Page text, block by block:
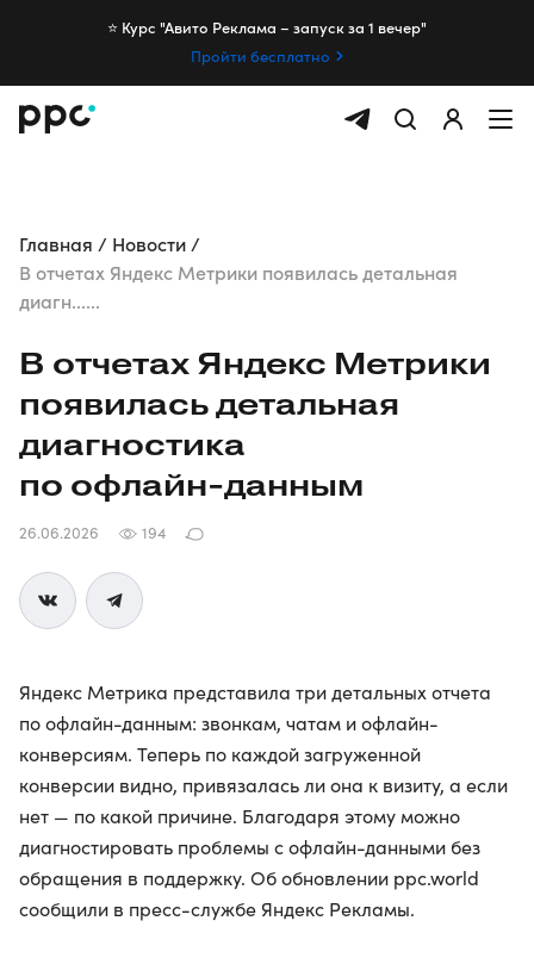
⭐️ Курс "Авито Реклама – запуск за 1 вечер"
Пройти бесплатно
Главная
Новости
В отчетах Яндекс Метрики появилась детальная
диагн......
В отчетах Яндекс Метрики
появилась детальная
диагностика
по офлайн-данным
26.06.2026 194
Яндекс Метрика представила три детальных отчета
по офлайн-данным: звонкам, чатам и офлайн-
конверсиям. Теперь по каждой загруженной
конверсии видно, привязалась ли она к визиту, а если
нет — по какой причине. Благодаря этому можно
диагностировать проблемы с офлайн-данными без
обращения в поддержку. Об обновлении ppc.world
сообщили в пресс-службе Яндекс Рекламы.